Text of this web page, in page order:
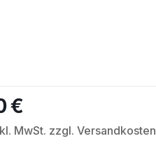
€
MwSt. zzgl. Versandkosten